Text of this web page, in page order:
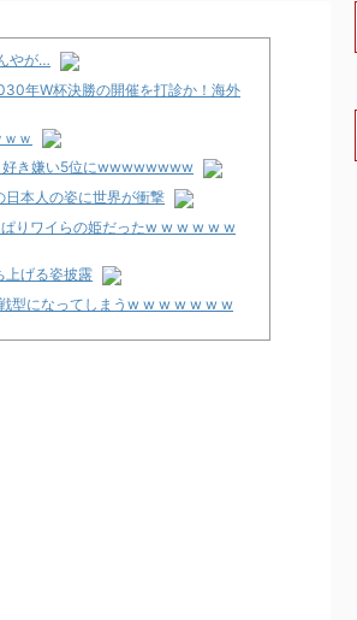
やが…
年W杯決勝の開催を打診か！海外
ｗ
好き嫌い5位にwwwwwwww
本人の姿に世界が衝撃
りワイらの姫だったw w w w w w
げる姿披露
型になってしまうw w w w w w w